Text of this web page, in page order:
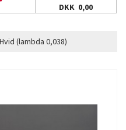
DKK 0,00
(lambda 0,038)